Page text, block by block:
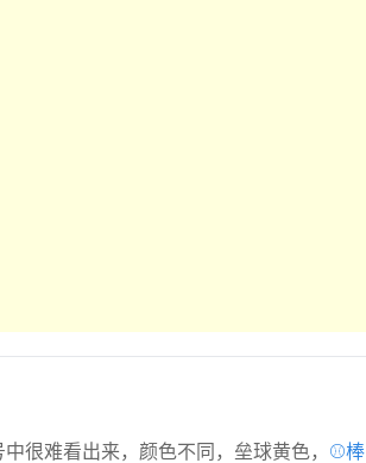
很难看出来，颜色不同，垒球黄色， ⚾棒